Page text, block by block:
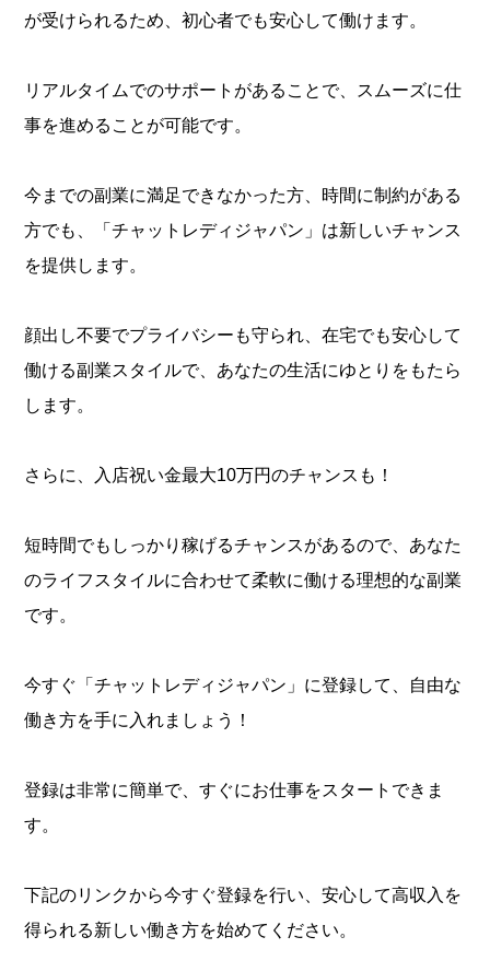
が受けられるため、初心者でも安心して働けます。
リアルタイムでのサポートがあることで、スムーズに仕
事を進めることが可能です。
今までの副業に満足できなかった方、時間に制約がある
方でも、「チャットレディジャパン」は新しいチャンス
を提供します。
顔出し不要でプライバシーも守られ、在宅でも安心して
働ける副業スタイルで、あなたの生活にゆとりをもたら
します。
さらに、入店祝い金最大10万円のチャンスも！
短時間でもしっかり稼げるチャンスがあるので、あなた
のライフスタイルに合わせて柔軟に働ける理想的な副業
です。
今すぐ「チャットレディジャパン」に登録して、自由な
働き方を手に入れましょう！
登録は非常に簡単で、すぐにお仕事をスタートできま
す。
下記のリンクから今すぐ登録を行い、安心して高収入を
得られる新しい働き方を始めてください。